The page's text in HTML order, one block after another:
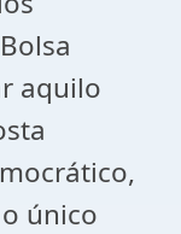
aquilo
único